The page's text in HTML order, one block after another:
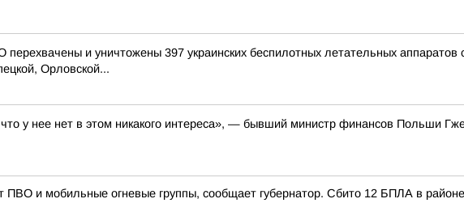
и уничтожены 397 украинских беспилотных летательных аппаратов
Орловской...
у нее нет в этом никакого интереса», — бывший министр финансов Польши
и мобильные огневые группы, сообщает губернатор. Сбито 12 БПЛА в